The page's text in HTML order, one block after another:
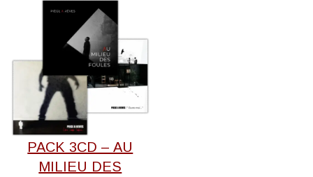
PACK 3CD – AU
MILIEU DES